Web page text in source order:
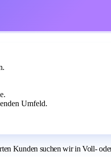
Umfeld.
Kunden suchen wir in Voll-